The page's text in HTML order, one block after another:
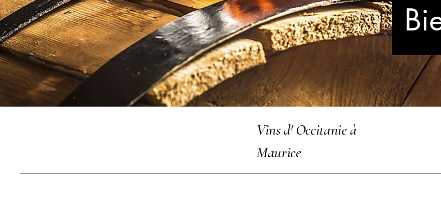
Vins d' Occitanie à
Maurice